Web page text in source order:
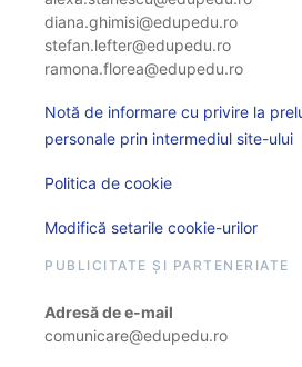
diana.ghimisi@edupedu.ro
stefan.lefter@edupedu.ro
ramona.florea@edupedu.ro
Notă de informare cu privire la
personale prin intermediul site-ului
Politica de cookie
Modifică setarile cookie-urilor
PUBLICITATE ȘI PARTENERIATE
Adresă de e-mail
comunicare@edupedu.ro